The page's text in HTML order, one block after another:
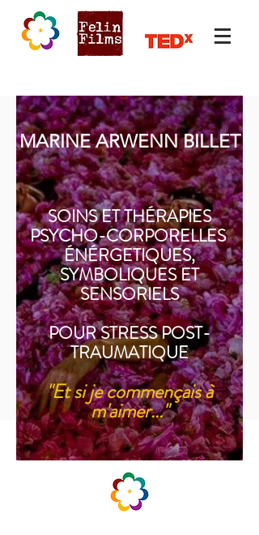
MARINE ARWENN BILLET
SOINS ET THÉRAPIES
PSYCHO-CORPORELLES
​ÉNÉRGETIQUES,
SYMBOLIQUES ET
SENSORIELS
POUR STRESS POST-
TRAUMATIQUE
"Et si je commençais à
m'aimer..."